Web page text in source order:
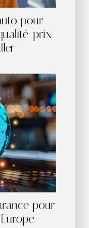
pour
prix
pour